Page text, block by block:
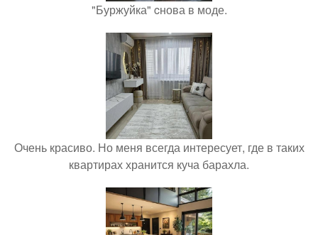
"Буржуйка" cнова в моде.
Очень красиво. Но меня всегда интересует, где в таких
квартирах хранится куча барахла.